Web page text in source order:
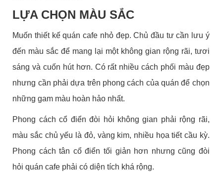
LỰA CHỌN MÀU SẮC
Muốn thiết kế quán cafe nhỏ đẹp. Chủ đầu tư cần lưu ý
đến màu sắc để mang lại một không gian rộng rãi, tươi
sáng và cuốn hút hơn. Có rất nhiều cách phối màu đẹp
nhưng cần phải dựa trên phong cách của quán để chọn
những gam màu hoàn hảo nhất.
Phong cách cổ điển đòi hỏi không gian phải rộng rãi,
màu sắc chủ yếu là đỏ, vàng kim, nhiều họa tiết cầu kỳ.
Phong cách tân cổ điển tối giản hơn nhưng cũng đòi
hỏi quán cafe phải có diện tích khá rộng.